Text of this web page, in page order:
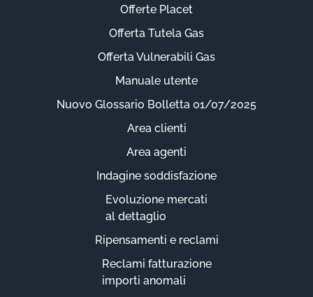
Offerte Placet
Offerta Tutela Gas
Offerta Vulnerabili Gas
Manuale utente
Nuovo Glossario Bolletta 01/07/2025
Area clienti
Area agenti
Indagine soddisfazione
Evoluzione mercati
al dettaglio
Ripensamenti e reclami
Reclami fatturazione
importi anomali